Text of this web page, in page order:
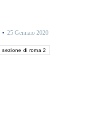
25 Gennaio 2020
sezione di roma 2